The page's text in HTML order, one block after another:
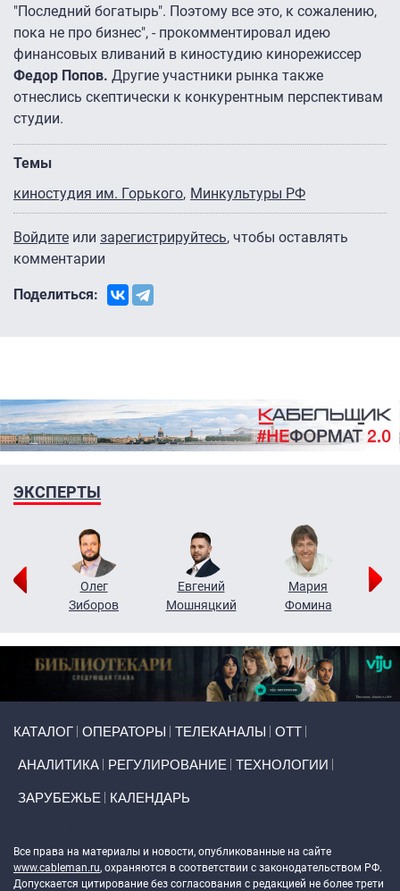
"Последний богатырь". Поэтому все это, к сожалению,
пока не про бизнес", - прокомментировал идею
финансовых вливаний в киностудию кинорежиссер
Федор Попов. Другие участники рынка также
отнеслись скептически к конкурентным перспективам
студии.
Темы
киностудия им. Горького Минкультуры РФ
Войдите или зарегистрируйтесь, чтобы оставлять
комментарии
Поделиться:
ЭКСПЕРТЫ
Олег
Зиборов
Евгений
Мошняцкий
Мария
Фомина
КАТАЛОГ ОПЕРАТОРЫ ТЕЛЕКАНАЛЫ ОТТ
АНАЛИТИКА РЕГУЛИРОВАНИЕ ТЕХНОЛОГИИ
ЗАРУБЕЖЬЕ КАЛЕНДАРЬ
Все права на материалы и новости, опубликованные на сайте
www.cableman.ru, охраняются в соответствии с законодательством РФ.
Допускается цитирование без согласования с редакцией не более трети